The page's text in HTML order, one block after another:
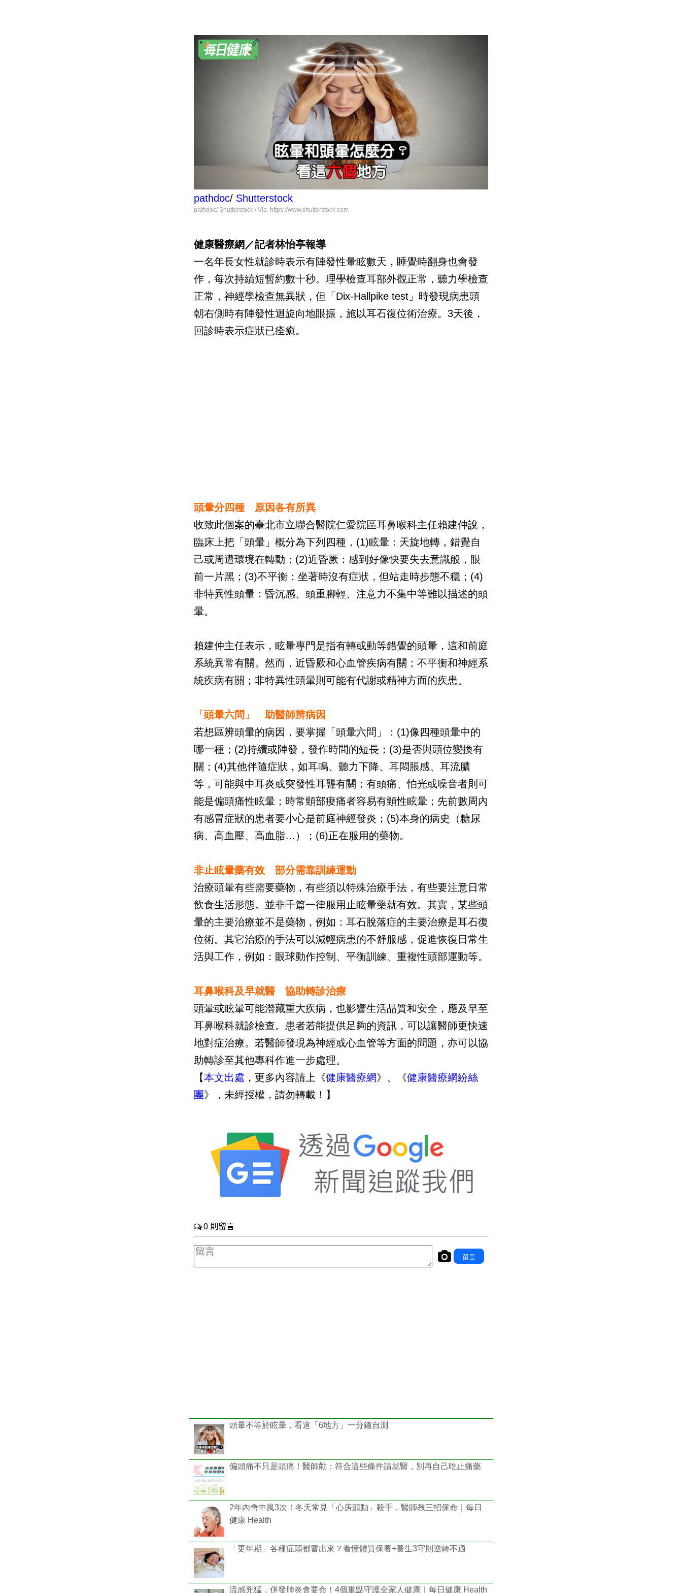
pathdoc/ Shutterstock
pathdoc/ Shutterstock / Via https://www.shutterstock.com
健康醫療網／記者林怡亭報導
一名年長女性就診時表示有陣發性暈眩數天，睡覺時翻身也會發
作，每次持續短暫約數十秒。理學檢查耳部外觀正常，聽力學檢查
正常，神經學檢查無異狀，但「Dix-Hallpike test」時發現病患頭
朝右側時有陣發性迴旋向地眼振，施以耳石復位術治療。3天後，
回診時表示症狀已痊癒。
頭暈分四種 原因各有所異
收致此個案的臺北市立聯合醫院仁愛院區耳鼻喉科主任賴建仲說，
臨床上把「頭暈」概分為下列四種，(1)眩暈：天旋地轉，錯覺自
己或周遭環境在轉動；(2)近昏厥：感到好像快要失去意識般，眼
前一片黑；(3)不平衡：坐著時沒有症狀，但站走時步態不穩；(4)
非特異性頭暈：昏沉感、頭重腳輕、注意力不集中等難以描述的頭
暈。
賴建仲主任表示，眩暈專門是指有轉或動等錯覺的頭暈，這和前庭
系統異常有關。然而，近昏厥和心血管疾病有關；不平衡和神經系
統疾病有關；非特異性頭暈則可能有代謝或精神方面的疾患。
「頭暈六問」 助醫師辨病因
若想區辨頭暈的病因，要掌握「頭暈六問」：(1)像四種頭暈中的
哪一種；(2)持續或陣發，發作時間的短長；(3)是否與頭位變換有
關；(4)其他伴隨症狀，如耳鳴、聽力下降、耳悶脹感、耳流膿
等，可能與中耳炎或突發性耳聾有關；有頭痛、怕光或噪音者則可
能是偏頭痛性眩暈；時常頸部痠痛者容易有頸性眩暈；先前數周內
有感冒症狀的患者要小心是前庭神經發炎；(5)本身的病史（糖尿
病、高血壓、高血脂…）；(6)正在服用的藥物。
非止眩暈藥有效 部分需靠訓練運動
治療頭暈有些需要藥物，有些須以特殊治療手法，有些要注意日常
飲食生活形態。並非千篇一律服用止眩暈藥就有效。其實，某些頭
暈的主要治療並不是藥物，例如：耳石脫落症的主要治療是耳石復
位術。其它治療的手法可以減輕病患的不舒服感，促進恢復日常生
活與工作，例如：眼球動作控制、平衡訓練、重複性頭部運動等。
耳鼻喉科及早就醫 協助轉診治療
頭暈或眩暈可能潛藏重大疾病，也影響生活品質和安全，應及早至
耳鼻喉科就診檢查。患者若能提供足夠的資訊，可以讓醫師更快速
地對症治療。若醫師發現為神經或心血管等方面的問題，亦可以協
助轉診至其他專科作進一步處理。
【本文出處 ，更多內容請上《健康醫療網》、《健康醫療網紛絲
團》，未經授權，請勿轉載！】
頭暈不等於眩暈，看這「6地方」一分鐘自測
偏頭痛不只是頭痛！醫師勸：符合這些條件請就醫，別再自己吃止痛藥
2年內會中風3次！冬天常見「心房顫動」殺手，醫師教三招保命｜每日
健康 Health
「更年期」各種症頭都冒出來？看懂體質保養+養生3守則逆轉不適
流感兇猛，併發肺炎會要命！4個重點守護全家人健康｜每日健康 Health